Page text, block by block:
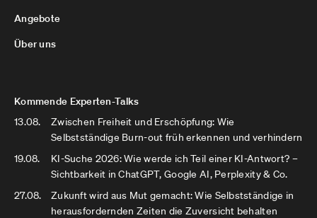
Angebote
Über uns
Kommende Experten-Talks
13.08.
Zwischen Freiheit und Erschöpfung: Wie
Selbstständige Burn-out früh erkennen und verhindern
19.08.
KI-Suche 2026: Wie werde ich Teil einer KI-Antwort? –
Sichtbarkeit in ChatGPT, Google AI, Perplexity & Co.
27.08.
Zukunft wird aus Mut gemacht: Wie Selbstständige in
herausfordernden Zeiten die Zuversicht behalten